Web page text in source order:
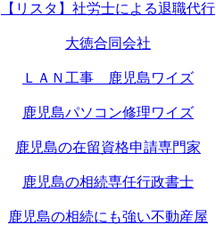
【リスタ】社労士による退職代行
大徳合同会社
ＬＡＮ工事 鹿児島ワイズ
鹿児島パソコン修理ワイズ
鹿児島の在留資格申請専門家
鹿児島の相続専任行政書士
鹿児島の相続にも強い不動産屋